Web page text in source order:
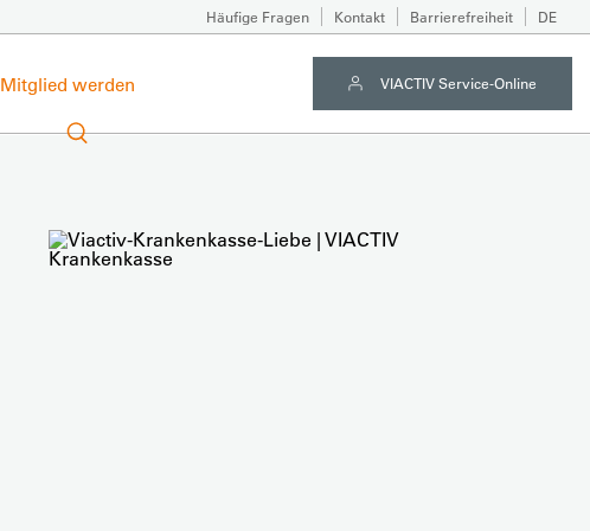
Häufige Fragen Kontakt Barrierefreiheit DE
Mitglied werden VIACTIV Service-Online